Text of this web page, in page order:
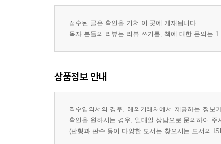
접수된 글은 확인을 거쳐 이 곳에 게재됩니다.
독자 분들의 리뷰는 리뷰 쓰기를, 책에 대한 문의는
상품정보 안내
직수입외서의 경우, 해외거래처에서 제공하는 정
확인을 원하시는 경우, 일대일 상담으로 문의하여 주
(판형과 판수 등이 다양한 도서는 찾으시는 도서의